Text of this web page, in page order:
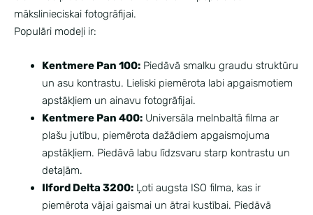
mākslinieciskai fotogrāfijai.
Populāri modeļi ir:
Kentmere Pan 100: Piedāvā smalku graudu struktūru
un asu kontrastu. Lieliski piemērota labi apgaismotiem
apstākļiem un ainavu fotogrāfijai.
Kentmere Pan 400: Universāla melnbaltā filma ar
plašu jutību, piemērota dažādiem apgaismojuma
apstākļiem. Piedāvā labu līdzsvaru starp kontrastu un
detaļām.
Ilford Delta 3200: Ļoti augsta ISO filma, kas ir
piemērota vājai gaismai un ātrai kustībai. Piedāvā